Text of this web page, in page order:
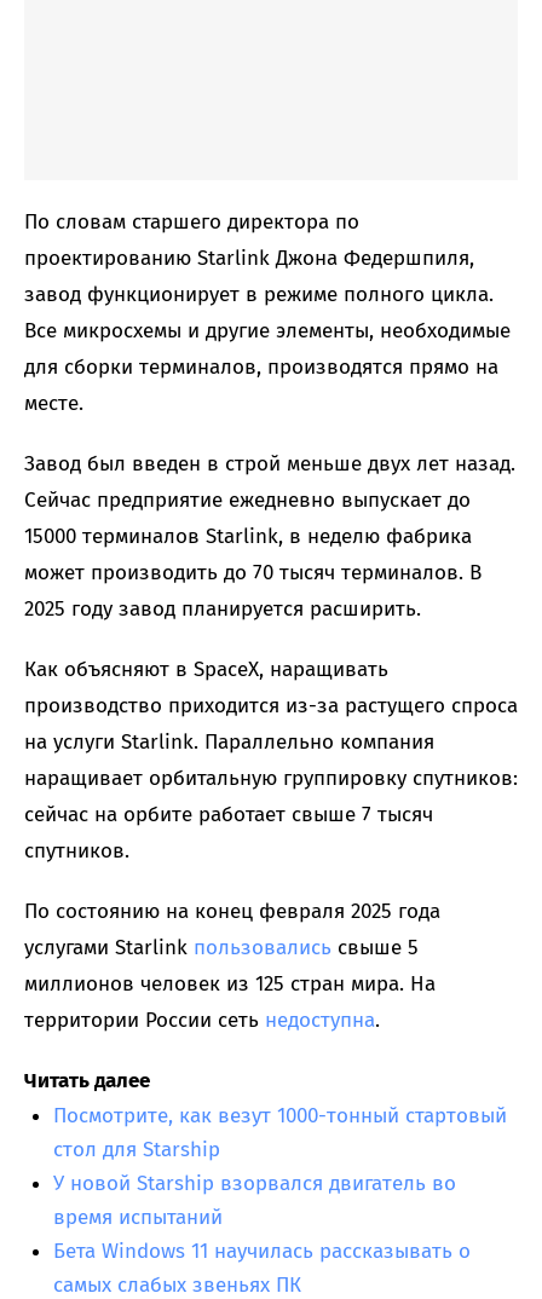
По словам старшего директора по
проектированию Starlink Джона Федершпиля,
завод функционирует в режиме полного цикла.
Все микросхемы и другие элементы, необходимые
для сборки терминалов, производятся прямо на
месте.
Завод был введен в строй меньше двух лет назад.
Сейчас предприятие ежедневно выпускает до
15000 терминалов Starlink, в неделю фабрика
может производить до 70 тысяч терминалов. В
2025 году завод планируется расширить.
Как объясняют в SpaceX, наращивать
производство приходится из-за растущего спроса
на услуги Starlink. Параллельно компания
наращивает орбитальную группировку спутников:
сейчас на орбите работает свыше 7 тысяч
спутников.
По состоянию на конец февраля 2025 года
услугами Starlink пользовались свыше 5
миллионов человек из 125 стран мира. На
территории России сеть недоступна.
Читать далее
Посмотрите, как везут 1000-тонный стартовый
стол для Starship
У новой Starship взорвался двигатель во
время испытаний
Бета Windows 11 научилась рассказывать о
самых слабых звеньях ПК